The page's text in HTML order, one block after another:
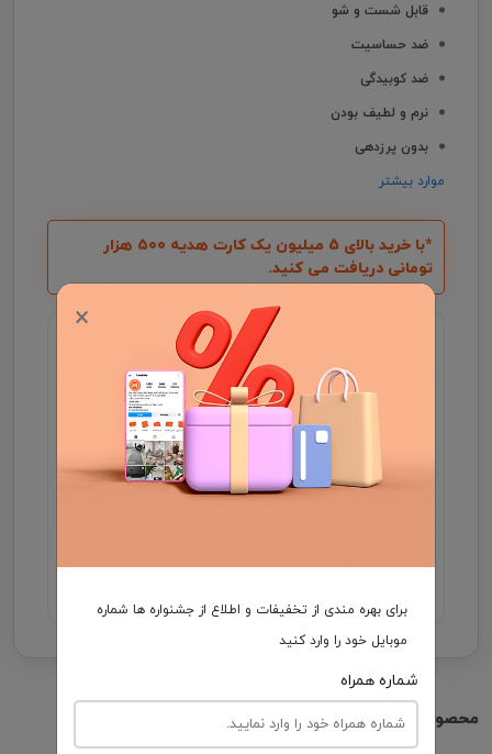
قابل شست و شو
ضد حساسیت
ضد کوبیدگی
نرم و لطیف بودن
بدون پرزدهی
موارد بیشتر
*با خرید بالای 5 میلیون یک کارت هدیه ۵۰۰ هزار
تومانی دریافت می کنید.
گارانتی اصالت و سلامت فیزیکی کالا
جهت اطلاع از موجودی و ثبت سفارش میتوانید با شماره
09931046355 در واتساپ ارتباط برقرار کنید .
7 روز کاری و در غیر این صورت ۲5 الی 35 روز کاری
می باشد.
محصولات مشابه
×
برای بهره مندی از تخفیفات و اطلاع از جشنواره ها شماره
موبایل خود را وارد کنید
شماره همراه